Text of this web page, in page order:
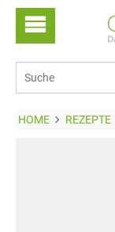
HOME REZEPTE